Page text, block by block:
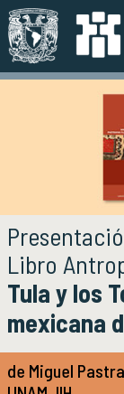
Pasar al
Objetivos y
Directorio y
Documentos
Órganos
Normatividad y
Áreas de
Proyectos de
Libro
Tula y los
mexicana
de Miguel